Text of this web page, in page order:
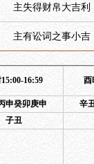
主失得财帛大吉利
主有讼词之事小吉
16:59 酉
申癸卯庚申 辛
子丑